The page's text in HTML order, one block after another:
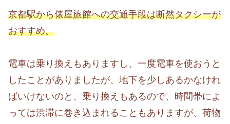
京都駅から俵屋旅館への交通手段は断然タクシーが
おすすめ。
電車は乗り換えもありますし、一度電車を使おうと
したことがありましたが、地下を少しあるかなけれ
ばいけないのと、乗り換えもあるので、時間帯によ
っては渋滞に巻き込まれることもありますが、荷物